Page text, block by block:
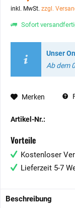
inkl. MwSt. zzgl.
Sofort
Unser
Ab dem
Merken
Artikel-Nr.:
Vorteile
Kostenloser
Lieferzeit 5-7
Beschreibung